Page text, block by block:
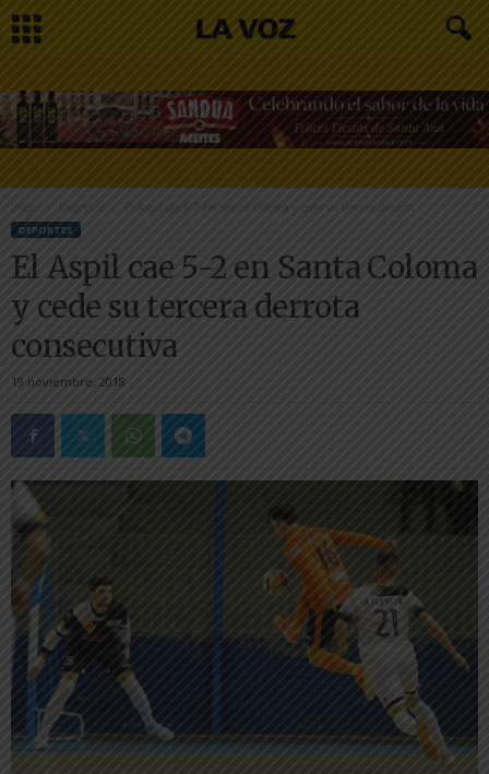
Inicio El Aspil cae 5-2 en Santa Coloma y cede su tercera derrota...
DEPORTES
El Aspil cae 5-2 en Santa Coloma
y cede su tercera derrota
consecutiva
19 noviembre, 2018